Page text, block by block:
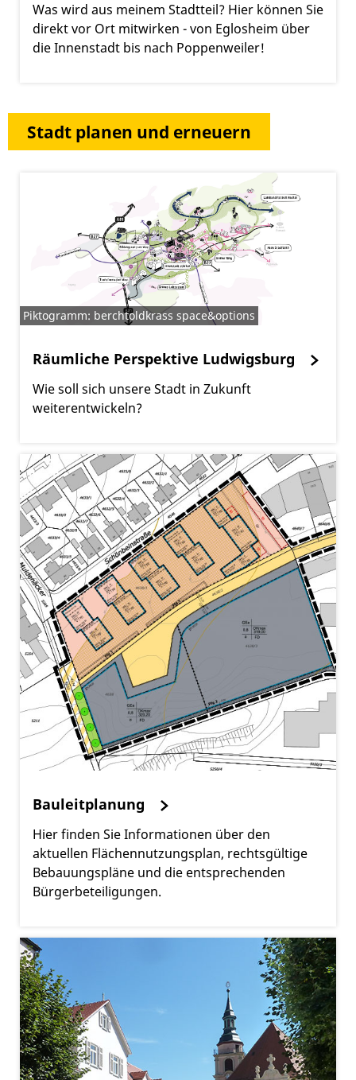
Was wird aus meinem Stadtteil? Hier können Sie
direkt vor Ort mitwirken - von Eglosheim über
die Innenstadt bis nach Poppenweiler!
Stadt planen und erneuern
Piktogramm: berchtoldkrass space&options
Räumliche Perspektive Ludwigsburg
Wie soll sich unsere Stadt in Zukunft
weiterentwickeln?
Bauleitplanung
Hier finden Sie Informationen über den
aktuellen Flächennutzungsplan, rechtsgültige
Bebauungspläne und die entsprechenden
Bürgerbeteiligungen.